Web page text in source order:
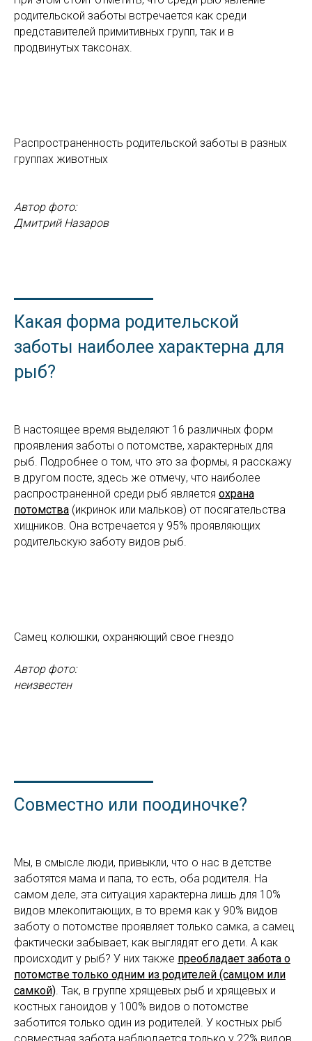
родительской заботы встречается как среди
представителей примитивных групп, так и в
продвинутых таксонах.
Распространенность родительской заботы в разных
группах животных
Автор фото:
Дмитрий Назаров
Какая форма родительской
заботы наиболее характерна для
рыб?
В настоящее время выделяют 16 различных форм
проявления заботы о потомстве, характерных для
рыб. Подробнее о том, что это за формы, я расскажу
в другом посте, здесь же отмечу, что наиболее
распространенной среди рыб является охрана
потомства (икринок или мальков) от посягательства
хищников. Она встречается у 95% проявляющих
родительскую заботу видов рыб.
Самец колюшки, охраняющий свое гнездо
Автор фото:
неизвестен
Совместно или поодиночке?
Мы, в смысле люди, привыкли, что о нас в детстве
заботятся мама и папа, то есть, оба родителя. На
самом деле, эта ситуация характерна лишь для 10%
видов млекопитающих, в то время как у 90% видов
заботу о потомстве проявляет только самка, а самец
фактически забывает, как выглядят его дети. А как
происходит у рыб? У них также преобладает забота о
потомстве только одним из родителей (самцом или
самкой). Так, в группе хрящевых рыб и хрящевых и
костных ганоидов у 100% видов о потомстве
заботится только один из родителей. У костных рыб